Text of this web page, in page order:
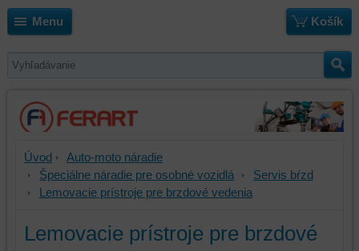
Menu Košík
Úvod
Auto-moto náradie
Špeciálne náradie pre osobné vozidlá
Servis bŕzd
Lemovacie prístroje pre brzdové vedenia
Lemovacie prístroje pre brzdové